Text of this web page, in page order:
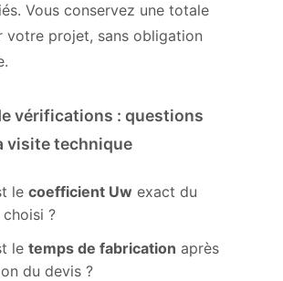
Vous conservez une totale
votre projet, sans obligation
vérifications : questions
visite technique
le coefficient Uw exact du
?
le temps de fabrication après
du devis ?